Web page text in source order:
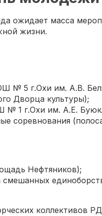
ожидает масса
жизни.
№ 5 г.Охи им. А.В.
Дворца культуры);
№ 1 г.Охи им. А.Е.
соревнования
Нефтяников);
смешанных